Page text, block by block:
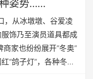
姿势……
，从冰墩墩、谷爱凌
饰乃至演员道具都成
家也纷纷展开“冬奥”
“鸽子灯”，各种冬奥